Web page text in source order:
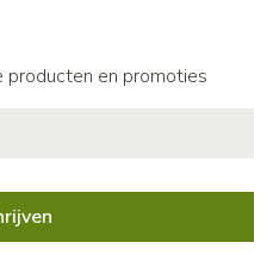
producten en promoties